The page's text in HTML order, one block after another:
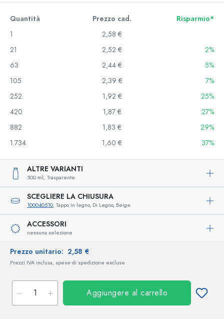
Quantità Prezzo cad.
Risparmio*
1
2,58 €
21
2,52 €
2%
63
2,44 €
5%
105
2,39 €
7%
252
1,92 €
25%
420
1,87 €
27%
882
1,83 €
29%
1.734
1,60 € 37%
ALTRE VARIANTI
500 ml, Trasparente
SCEGLIERE LA CHIUSURA
100040510, Tappo in legno, Di Legno, Beige
ACCESSORI
nessuna selezione
Prezzo unitario: 2,58 €
Prezzi IVA inclusa, spese di spedizione escluse
Aggiungere al carrello